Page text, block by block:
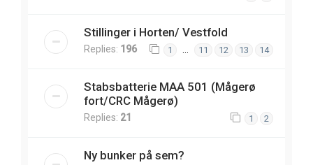
Stillinger i Horten/ Vestfold
Replies: 196 1 11 12 13 14
Stabsbatterie MAA 501 (Mågerø
fort/CRC Mågerø)
Replies: 21 1 2
Ny bunker på sem?